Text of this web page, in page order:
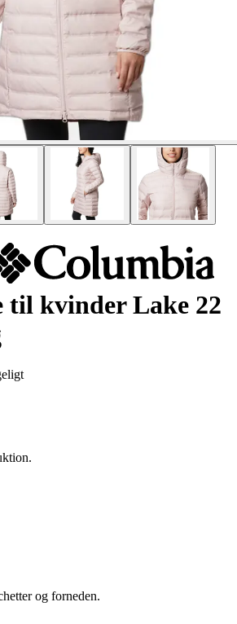
kvinder Lake 22
og forneden.